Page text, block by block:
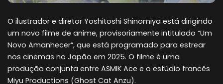
O ilustrador e diretor Yoshitoshi Shinomiya está dirigindo
um novo filme de anime, provisoriamente intitulado “Um
Novo Amanhecer”, que está programado para estrear
nos cinemas no Japão em 2025. O filme é uma
produção conjunta entre ASMIK Ace e o estúdio francês
Miyu Productions (Ghost Cat Anzu).